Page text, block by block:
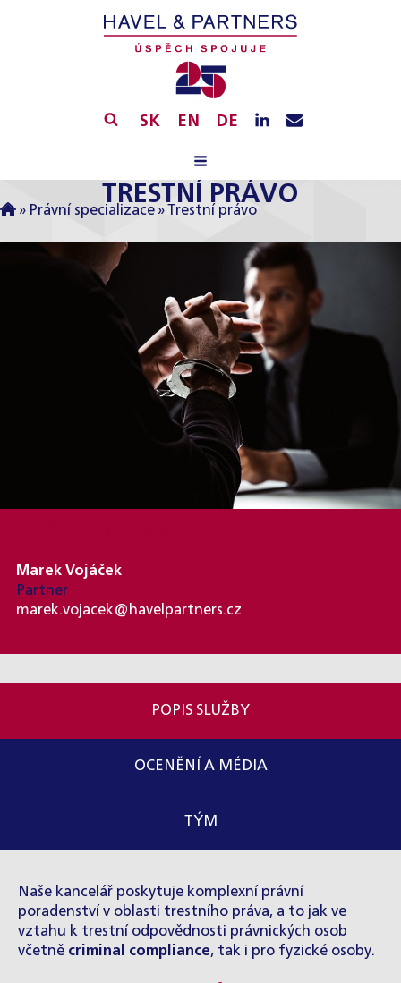
SK EN DE
» Právní specializace » Trestní právo
TRESTNÍ PRÁVO
Marek Vojáček
Partner
marek.vojacek@havelpartners.cz
POPIS SLUŽBY
OCENĚNÍ A MÉDIA
TÝM
Naše kancelář poskytuje komplexní právní
poradenství v oblasti trestního práva, a to jak ve
vztahu k trestní odpovědnosti právnických osob
včetně criminal compliance, tak i pro fyzické osoby.